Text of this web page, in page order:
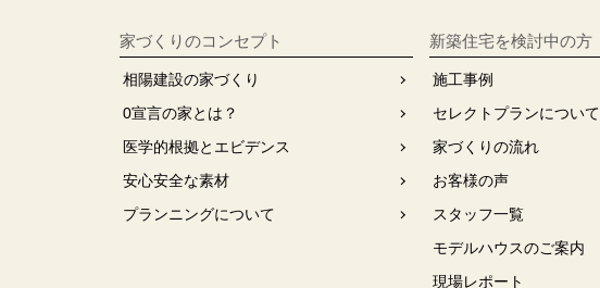
家づくりのコンセプト
相陽建設の家づくり
0宣⾔の家とは？
医学的根拠とエビデンス
安⼼安全な素材
プランニングについて
新築住宅を検討中の方
施工事例
セレクトプランについて
家づくりの流れ
お客様の声
スタッフ⼀覧
モデルハウスのご案内
現場レポート